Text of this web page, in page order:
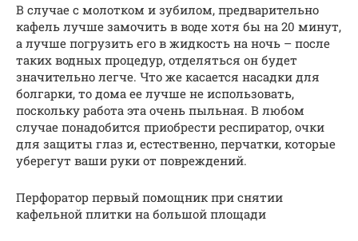
В случае с молотком и зубилом, предварительно
кафель лучше замочить в воде хотя бы на 20 минут,
а лучше погрузить его в жидкость на ночь – после
таких водных процедур, отделяться он будет
значительно легче. Что же касается насадки для
болгарки, то дома ее лучше не использовать,
поскольку работа эта очень пыльная. В любом
случае понадобится приобрести респиратор, очки
для защиты глаз и, естественно, перчатки, которые
уберегут ваши руки от повреждений.
Перфоратор первый помощник при снятии
кафельной плитки на большой площади